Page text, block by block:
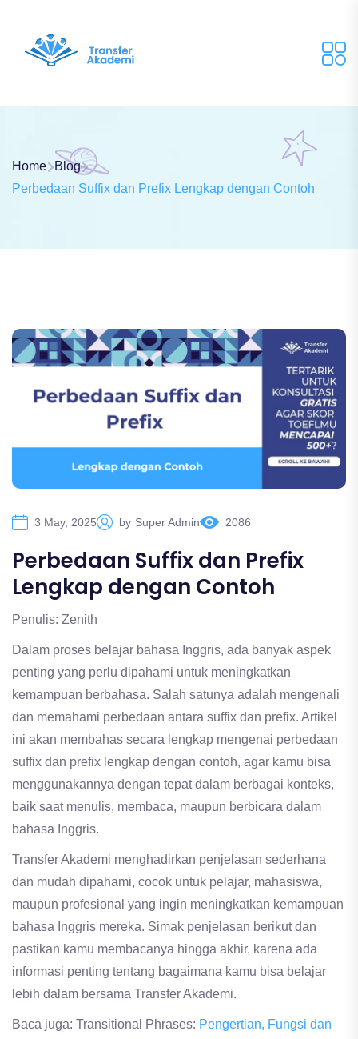
Home
Blog
Perbedaan Suffix dan Prefix Lengkap dengan Contoh
3 May, 2025 by Super Admin 2086
Perbedaan Suffix dan Prefix
Lengkap dengan Contoh
Penulis: Zenith
Dalam proses belajar bahasa Inggris, ada banyak aspek
penting yang perlu dipahami untuk meningkatkan
kemampuan berbahasa. Salah satunya adalah mengenali
dan memahami perbedaan antara suffix dan prefix. Artikel
ini akan membahas secara lengkap mengenai perbedaan
suffix dan prefix lengkap dengan contoh, agar kamu bisa
menggunakannya dengan tepat dalam berbagai konteks,
baik saat menulis, membaca, maupun berbicara dalam
bahasa Inggris.
Transfer Akademi menghadirkan penjelasan sederhana
dan mudah dipahami, cocok untuk pelajar, mahasiswa,
maupun profesional yang ingin meningkatkan kemampuan
bahasa Inggris mereka. Simak penjelasan berikut dan
pastikan kamu membacanya hingga akhir, karena ada
informasi penting tentang bagaimana kamu bisa belajar
lebih dalam bersama Transfer Akademi.
Baca juga: Transitional Phrases: Pengertian, Fungsi dan